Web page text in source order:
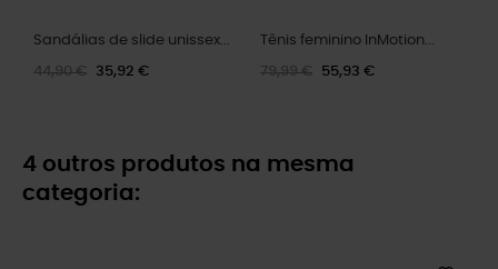
Sandálias de slide unissex...
44,90 € 35,92 €
Tênis feminino InMotion...
79,99 € 55,93 €
4 outros produtos na mesma
categoria: